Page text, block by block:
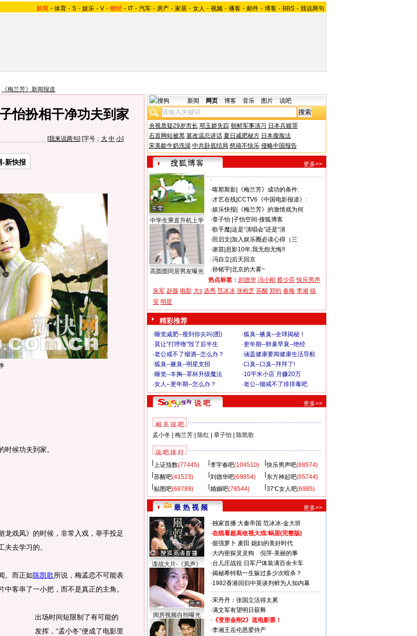
新闻 - 体育 - S - 娱乐 - V - 财经 - IT - 汽车 - 房产 - 家居 - 女人 - 视频 - 播客 - 邮件 - 博客 - BBS - 我说两句
《梅兰芳》新闻报道
怡扮相干净功夫到家
[我来说两句] [字号： 大 中 小]
-新快报
候功夫到家。
戏凤》的时候，非常入戏，举手投足
去学习的。
。而正如陈凯歌所说，梅孟恋不可能表
客串了一小把，而不是真正的主角。
出场时间短限制了有可能的
发挥，“孟小冬”便成了电影里
新闻 网页 博客 音乐 图片 说吧
央视质疑29岁市长 邓玉娇失踪 朝鲜军事演习 日本兵赎罪
石首网站被黑 篡改温总讲话 夏日减肥秘方 日本瘦脸法
宋美龄牛奶洗澡 中共卧底结局 慈禧不快乐 侵略中国报告
更多>>
中学生乘直升机上学
高圆圆同居男友曝光
·
·喀那斯影|
《梅兰芳》成功的条件:
·才艺在线| CCTV6《中国电影报道》:
·娱乐快报
《梅兰芳》的激情戏为何
·章子怡 子怡空间-搜狐博客
·歌手魔| 这是“演唱会”还是“演
· 田启文 加入娱乐圈必读心得（三
·谢苗| 息影10年,我无怨无悔!!
·冯自立 后天回京
·孙铭宇| 北京的大雾~
热点标签： 刘德华 冯小刚 蔡少芬 快乐男声
朱军 赵薇 电影 大s 选秀 范冰冰 张柏芝 苏醒 郑钧 春晚 李湘 搞
笑 明星
精彩推荐
·睡觉减肥--瘦到你尖叫(图) ·狐臭--腋臭--全球揭秘！
·莫让“打呼噜”毁了后半生 ·更年期--卵巢早衰--绝经
·老公戒不了烟酒--怎么办？ ·涵盖健康要闻健康生活导航
·狐臭--腋臭--明星支招 ·口臭--口臭--拜拜了!
·睡觉--丰胸--罩杯升级魔法 ·10平米小店 月赚20万
·女人--更年期--怎么办？ ·老公--烟戒不了排排毒吧
说 吧 更多>>
相 关 说 吧
孟小冬| 梅兰芳| 陈红 章子怡| 陈凯歌
说 吧 排 行
上证指数(77445) 李宇春吧(104510) 快乐男声吧(68574)
苏醒吧(41523) 刘德华吧(69854) 东方神起吧(65744)
贴图吧(68789) 婚姻吧(78544) 37℃女人吧(6985)
最 热 视 频 更多>>
谍战大片-《风声》
闺房视频自拍曝光
·独家首播:大秦帝国 范冰冰-金大班
·在线看超高收视大戏:蜗居(完整版)
·倔强萝卜 麦田 媳妇的美好时代
·大内密探灵灵狗
倪萍-美丽的事
·台儿庄战役 日军尸体装满百余卡车
·揭秘希特勒一生躲过多少次暗杀？
·1982香港回归中英谈判鲜为人知内幕
·宋丹丹：张国立活得太累
·满文军有望明日获释
· 《变形金刚2》送电影票！
·李湘王岳伦恩爱待产